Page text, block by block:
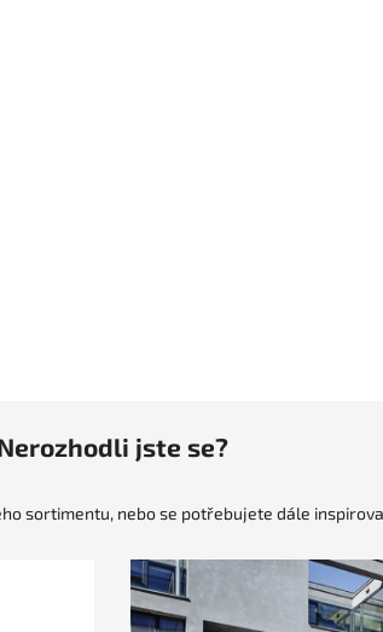
jste se?
sortimentu, nebo se potřebujete dále